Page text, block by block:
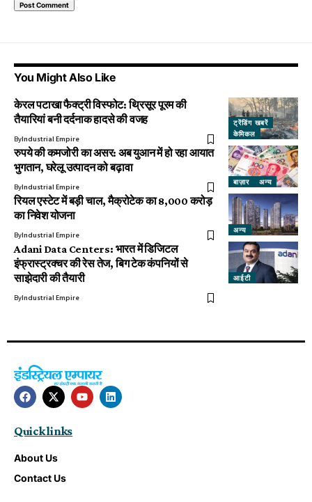
You Might Also Like
ट्रेंडिंग खबरें
केमिकल
केरल पटाखा फैक्ट्री विस्फोट: थ्रिसूर पूरम की
तैयारियां बनी दर्दनाक हादसे की वजह
ByIndustrial Empire
बाज़ार अन्य
रुपये की कमजोरी का असर: अब युआन में हो रहा आयात
भुगतान, घरेलू उत्पादन को बढ़ावा
ByIndustrial Empire
अन्य
रियल एस्टेट में बड़ी चाल, मैक्रोटेक का ₹8,000 करोड़
का निवेश योजना
ByIndustrial Empire
आईटी
Adani Data Centers: भारत में डिजिटल
इंफ्रास्ट्रक्चर की रेस तेज, बिग टेक कंपनियों से
साझेदारी की तैयारी
ByIndustrial Empire
Quick links
About Us
Contact Us